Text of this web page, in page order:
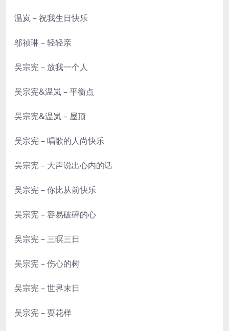
温岚 – 祝我生日快乐
邬祯琳 – 轻轻亲
吴宗宪 – 放我一个人
吴宗宪&温岚 – 平衡点
吴宗宪&温岚 – 屋顶
吴宗宪 – 唱歌的人尚快乐
吴宗宪 – 大声说出心内的话
吴宗宪 – 你比从前快乐
吴宗宪 – 容易破碎的心
吴宗宪 – 三暝三日
吴宗宪 – 伤心的树
吴宗宪 – 世界末日
吴宗宪 – 耍花样